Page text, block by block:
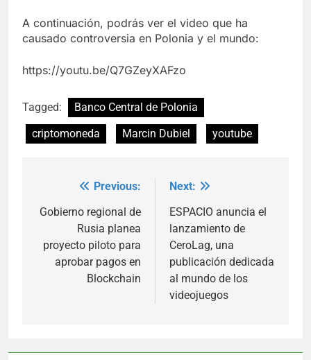
A continuación, podrás ver el video que ha
causado controversia en Polonia y el mundo:
https://youtu.be/Q7GZeyXAFzo
Tagged:
Banco Central de Polonia
criptomoneda
Marcin Dubiel youtube
navigation
Previous:
Gobierno regional de
Rusia planea
proyecto piloto para
aprobar pagos en
Blockchain
Next:
ESPACIO anuncia el
lanzamiento de
CeroLag, una
publicación dedicada
al mundo de los
videojuegos